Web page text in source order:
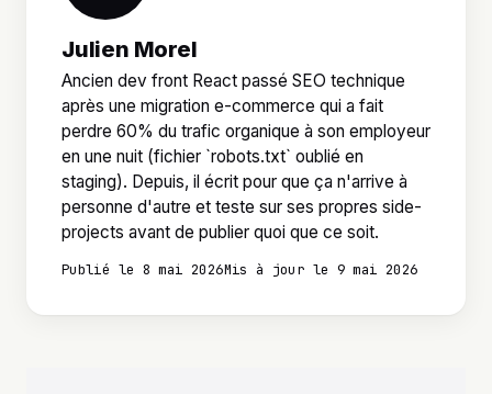
Julien Morel
Ancien dev front React passé SEO technique
après une migration e-commerce qui a fait
perdre 60% du trafic organique à son employeur
en une nuit (fichier `robots.txt` oublié en
staging). Depuis, il écrit pour que ça n'arrive à
personne d'autre et teste sur ses propres side-
projects avant de publier quoi que ce soit.
Publié le 8 mai 2026Mis à jour le 9 mai 2026